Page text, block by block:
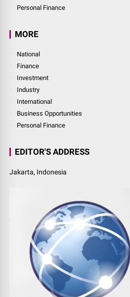
Personal Finance
MORE
National
Finance
Investment
Industry
International
Business Opportunities
Personal Finance
EDITOR'S ADDRESS
Jakarta, Indonesia